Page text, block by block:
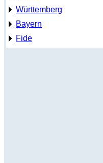
Württemberg
Bayern
Fide